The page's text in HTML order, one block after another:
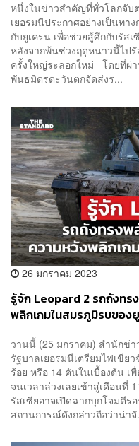
หนึ่งในข่าวสำคัญที่ทั่วโลกจับ
เยอรมนีประกาศอย่างเป็นทา
กับยูเครน เพื่อช่วยสู้ศึกกับรัส
หลังจากพ้นช่วงฤดูหนาวนี้ไป
ครั้งใหญ่ระลอกใหม่ โดยที่ผ่า
พันธมิตรตะวันตกจัดส่งร...
26 มกราคม 2023
รู้จัก Leopard 2 รถถังท
พลิกเกมในสมรภูมิรบของ
วานนี้ (25 มกราคม) สำนักข่า
รัฐบาลเยอรมนีเตรียมไฟเขีย
ร้อย หรือ 14 คันในเบื้องต้น เ
จนเวลาล่วงเลยเข้าสู่เดือนที่
รัสเซียอาจเปิดฉากบุกโจมตี
สถานการณ์ดังกล่าวถือว่าน่าจั